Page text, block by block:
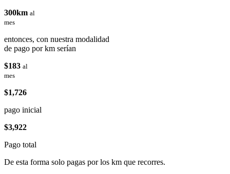
300km al
mes
entonces, con nuestra modalidad
de pago por km serían
$183 al
mes
$1,726
pago inicial
$3,922
Pago total
De esta forma solo pagas por los km que recorres.